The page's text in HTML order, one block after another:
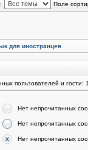
Поле
для иностранцев
пользователей и гости:
Нет непрочитанных
Нет непрочитанных
Нет непрочитанных